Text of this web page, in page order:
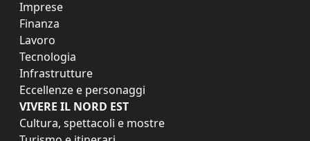
Imprese
Finanza
Lavoro
Tecnologia
Infrastrutture
Eccellenze e personaggi
VIVERE IL NORD EST
Cultura, spettacoli e mostre